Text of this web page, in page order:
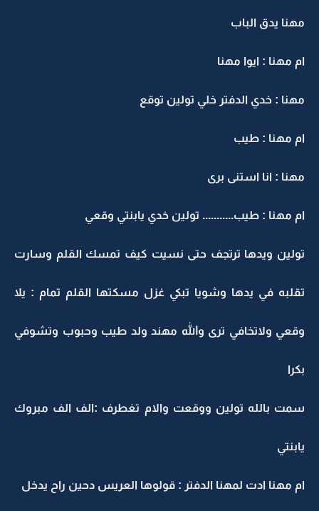
مهنا يدق الباب
ام مهنا : ايوا مهنا
مهنا : خدي الدفتر خلي تولين توقع
ام مهنا : طيب
مهنا : انا استنى برى
ام مهنا : طيب........... تولين خدي يابنتي وقعي
تولين ويدها ترتجف حتى نسيت كيف تمسك القلم وسارت
تقلبه في يدها وشويا تبكي غزل مسكتها القلم تمام : يلا
وقعي ولاتخافي ترى والله مهند ولد طيب وحبوب وتشوفي
بكرا
سمت بالله تولين ووقعت والام تغطرف :الف الف مبروك
يابنتي
ام مهنا ادت لمهنا الدفتر : قولوها العريس دحين راح يدخل